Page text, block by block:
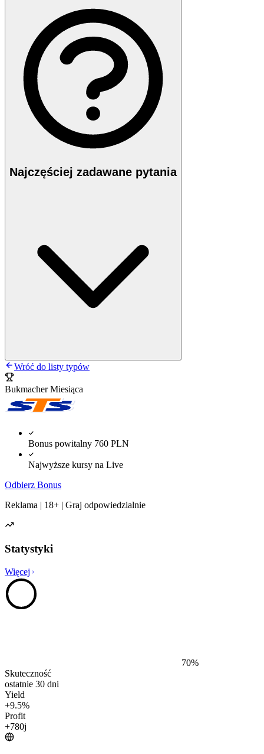
Najczęściej zadawane pytania
Wróć do listy typów
Bukmacher Miesiąca
Bonus powitalny 760 PLN
Najwyższe kursy na Live
Odbierz Bonus
Reklama | 18+ | Graj odpowiedzialnie
Statystyki
Więcej
70%
Skuteczność
ostatnie 30 dni
Yield
+9.5%
Profit
+780j